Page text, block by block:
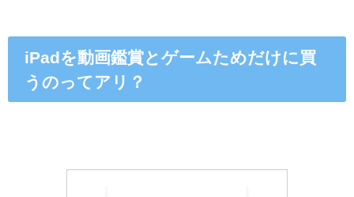
iPadを動画鑑賞とゲームためだけに買
うのってアリ？